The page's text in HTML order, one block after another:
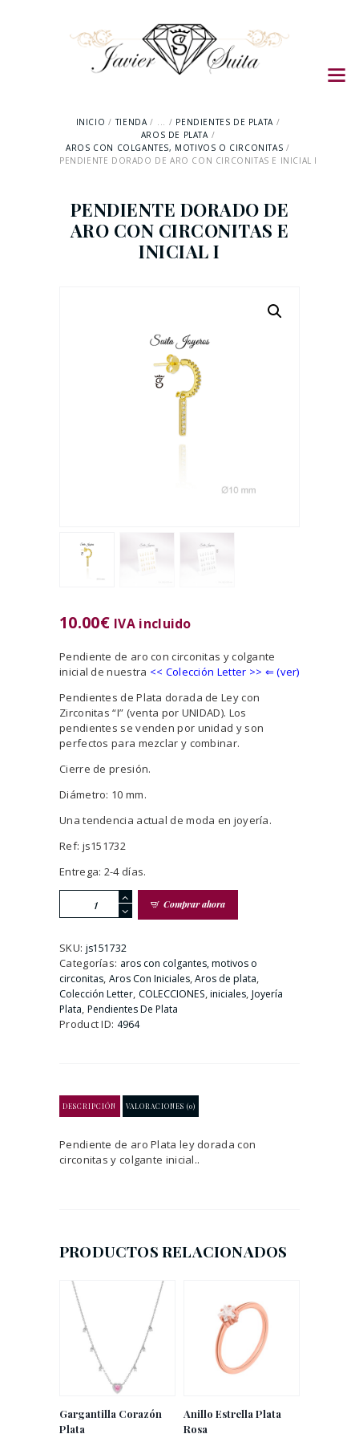
INICIO TIENDA ...
PENDIENTES DE PLATA
AROS DE PLATA
AROS CON COLGANTES, MOTIVOS O CIRCONITAS
PENDIENTE DORADO DE ARO CON CIRCONITAS E INICIAL I
PENDIENTE DORADO DE
ARO CON CIRCONITAS E
INICIAL I
10.00€ IVA incluido
Pendiente de aro con circonitas y colgante
inicial de nuestra << Colección Letter >> ⇐ (ver)
Pendientes de Plata dorada de Ley con
Zirconitas “I” (venta por UNIDAD). Los
pendientes se venden por unidad y son
perfectos para mezclar y combinar.
Cierre de presión.
Diámetro: 10 mm.
Una tendencia actual de moda en joyería.
Ref: js151732
Entrega: 2-4 días.
Dorado
Aro
Con
Circonitas
e
Inicial
I
Comprar ahora
SKU: js151732
Categorías: aros con colgantes, motivos o
circonitas, Aros Con Iniciales,Aros de plata,
Colección Letter, COLECCIONES,iniciales, Joyería
Plata, Pendientes De Plata
Product ID: 4964
DESCRIPCIÓN VALORACIONES (0)
Pendiente de aro Plata ley dorada con
circonitas y colgante inicial..
PRODUCTOS RELACIONADOS
Gargantilla Corazón
Plata
Anillo Estrella Plata
Rosa